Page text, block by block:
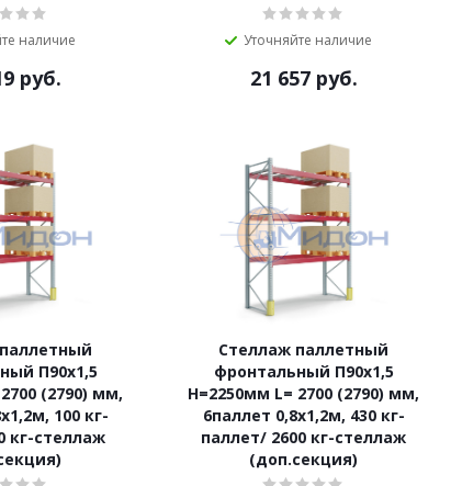
наличие
руб.
Уточняйте наличие
21 657руб.
П90х1,5
(2790) мм,
100 кг-
кг-стеллаж
Стеллаж паллетный
фронтальный П90х1,5
Н=2250мм L= 2700 (2790) мм,
6паллет 0,8х1,2м, 430 кг-
паллет/ 2600 кг-стеллаж
(доп.секция)